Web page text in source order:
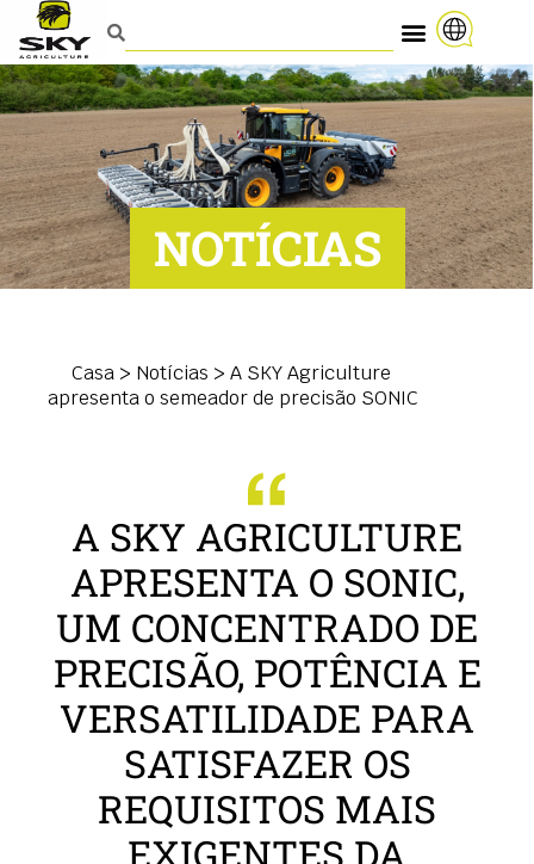
NOTÍCIAS
Casa > Notícias > A SKY Agriculture
apresenta o semeador de precisão SONIC
A SKY AGRICULTURE
APRESENTA O SONIC,
UM CONCENTRADO DE
PRECISÃO, POTÊNCIA E
VERSATILIDADE PARA
SATISFAZER OS
REQUISITOS MAIS